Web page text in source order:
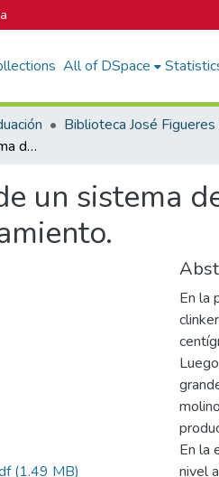
All of DSpace
Desarrollo de un sistema de medición de nivel de clinker en las tolvas de almacenamiento.
un sistema
(1.49 MB)
En la
En la
nivel